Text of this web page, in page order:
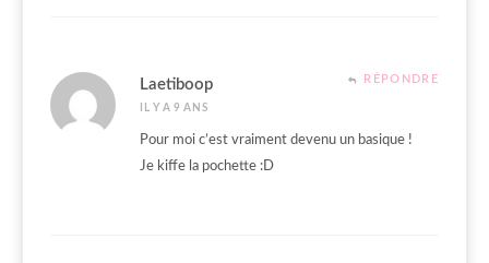
Laetiboop
IL Y A 9 ANS
RÉPONDRE
Pour moi c’est vraiment devenu un basique !
Je kiffe la pochette :D